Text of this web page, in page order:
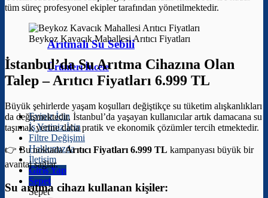
Arıtmalı Su Sebili
Ürünleri İncele
Eviniz İçin
İş Yeriniz İçin
Filtre Değişimi
Hakkımızda
İletişim
Giriş Yap
Sepet
Sepet
tüm süreç profesyonel ekipler tarafından yönetilmektedir.
Beykoz Kavacık Mahallesi Arıtıcı Fiyatları
İstanbul’da Su Arıtma Cihazına Olan
Talep –Arıtıcı Fiyatları 6.999 TL
Büyük şehirlerde yaşam koşulları değiştikçe su tüketim alışkanlıkları
da değişmektedir. İstanbul’da yaşayan kullanıcılar artık damacana su
taşımak yerine daha pratik ve ekonomik çözümler tercih etmektedir.
👉 Bu noktadaArıtıcı Fiyatları 6.999 TL kampanyası büyük bir
avantaj sağlar.
Su arıtma cihazı kullanan kişiler: